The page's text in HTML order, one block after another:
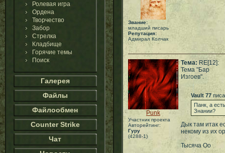
Ролевая игра
Ордена
Творчество
Забор
Стрелка
Кладбище
Горячие темы
Поиск
Галерея
Файлы
Файлообмен
Counter Strike
Чат
Звание:
младший писарь
Репутация:
Адмирал Колчак
Punk
Участник проекта
Авторейтинг:
Гуру
(4288-1)
Тема: RE[12]:
Тема "Бар
Изгоев".
Vault 77
Панк, а
Знании?
Дык там итак
некому из их
Тысяча Оо